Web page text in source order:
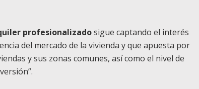
profesionalizadosigue captando el interés
del mercado de la vivienda y que apuesta por
y sus zonas comunes, así como el nivel de